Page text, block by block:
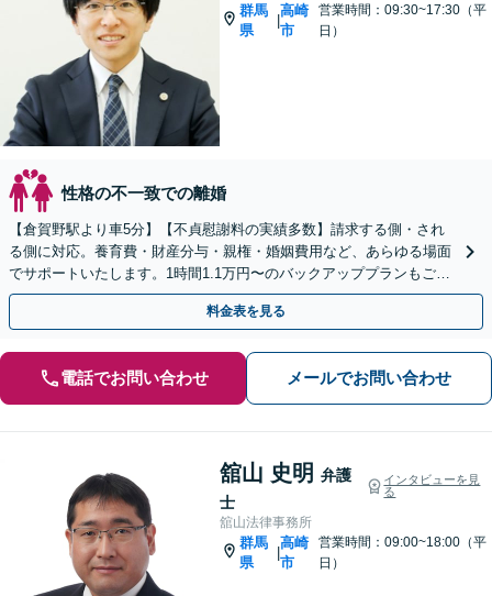
群馬
県
|
高崎
市
営業時間：09:30~17:30（平
日）
性格の不一致での離婚
【倉賀野駅より車5分】【不貞慰謝料の実績多数】請求する側・され
る側に対応。養育費・財産分与・親権・婚姻費用など、あらゆる場面
でサポートいたします。1時間1.1万円〜のバックアッププランもご用
意【ビデオ面談や事前予約で時間外面談可】
料金表を見る
電話でお問い合わせ メールでお問い合わせ
舘山 史明 弁護
士
インタビューを見
る
舘山法律事務所
群馬
県
|
高崎
市
営業時間：09:00~18:00（平
日）